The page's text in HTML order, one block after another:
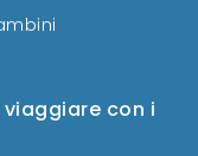
con i